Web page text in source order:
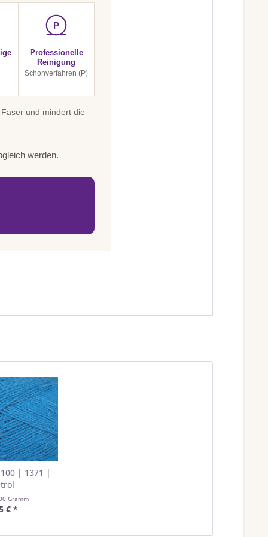
P
Professionelle
Reinigung
Schonverfahren (P)
und mindert die
werden.
| 1371 |
Gramm
€ *